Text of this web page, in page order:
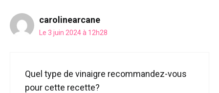
carolinearcane
Le 3 juin 2024 à 12h28
Quel type de vinaigre recommandez-vous
pour cette recette?